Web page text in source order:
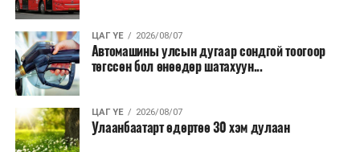
ЦАГ ҮЕ 2026/08/07
Автомашины улсын дугаар сондгой тоогоор
төгссөн бол өнөөдөр шатахуун...
ЦАГ ҮЕ 2026/08/07
Улаанбаатарт өдөртөө 30 хэм дулаан